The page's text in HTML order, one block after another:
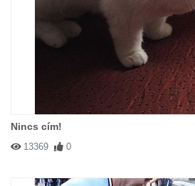
Nincs cím!
13369 0